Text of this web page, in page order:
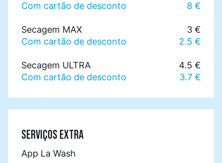
Com cartão de desconto
8 €
Secagem MAX
3 €
Com cartão de desconto
2.5 €
Secagem ULTRA
4.5 €
Com cartão de desconto
3.7 €
SERVIÇOS EXTRA
App La Wash